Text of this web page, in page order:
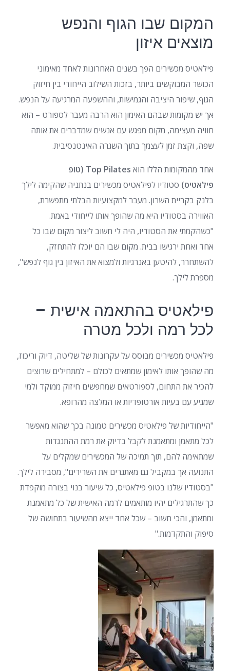
המקום שבו הגוף והנפש
מוצאים איזון
פילאטיס מכשירים הפך בשנים האחרונות לאחד מאימוני
הכושר המבוקשים ביותר, בזכות השילוב הייחודי בין חיזוק
הגוף, שיפור היציבה והגמישות, וההשפעה המרגיעה על הנפש.
אך יש מקומות שבהם האימון הוא הרבה מעבר לספורט – הוא
חוויה מעצימה, מקום מפגש עם אנשים שמדברים את אותה
שפה, וקצת זמן לעצמך בתוך השגרה האינטנסיבית.
אחד מהמקומות הללו הוא
Top Pilates (טופ
פילאטיס) סטודיו לפילאטיס מכשירים בנתניה שהקימה לילך
בלנק בקריית השרון. מעבר למקצועיות הבלתי מתפשרת,
האווירה בסטודיו היא מה שהופך אותו לייחודי באמת.
"כשהקמתי את הסטודיו, היה לי חשוב ליצור מקום שבו כל
אחד ואחת ירגישו בבית. מקום שבו הם יוכלו להתחזק,
להשתחרר, להיטען באנרגיות ולמצוא את האיזון בין גוף לנפש",
מספרת לילך.
פילאטיס בהתאמה אישית –
לכל רמה ולכל מטרה
פילאטיס מכשירים מבוסס על עקרונות של שליטה, דיוק וריכוז,
מה שהופך אותו לאימון שמתאים לכולם – למתחילים שרוצים
להכיר את התחום, לספורטאים שמחפשים חיזוק ממוקד ולמי
שמגיע עם בעיות אורטופדיות או המלצה מהרופא.
"הייחודיות של פילאטיס מכשירים טמונה בכך שהוא מאפשר
לכל מתאמן ומתאמנת לקבל בדיוק את רמת ההתנגדות
שמתאימה להם, תוך תמיכה של המכשירים שמקלים על
התנועה אך במקביל גם מאתגרים את השרירים", מסבירה לילך.
"בסטודיו שלנו בטופ פילאטיס, כל שיעור בנוי בצורה מוקפדת
כך שהתרגילים יהיו מותאמים לרמה האישית של כל מתאמנת
ומתאמן, והכי חשוב – שכל אחד ייצא מהשיעור בתחושה של
סיפוק והתקדמות."